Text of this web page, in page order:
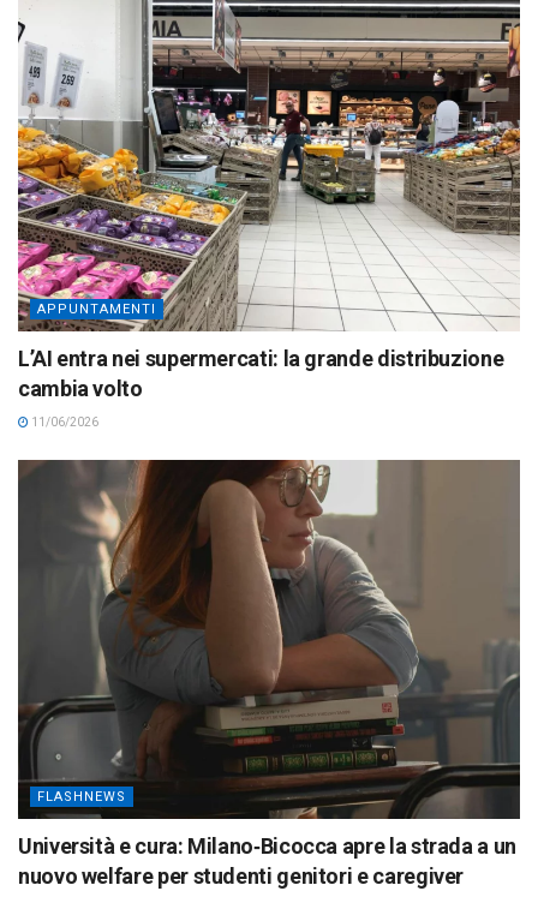
APPUNTAMENTI
L’AI entra nei supermercati: la grande distribuzione
cambia volto
11/06/2026
FLASHNEWS
Università e cura: Milano‑Bicocca apre la strada a un
nuovo welfare per studenti genitori e caregiver